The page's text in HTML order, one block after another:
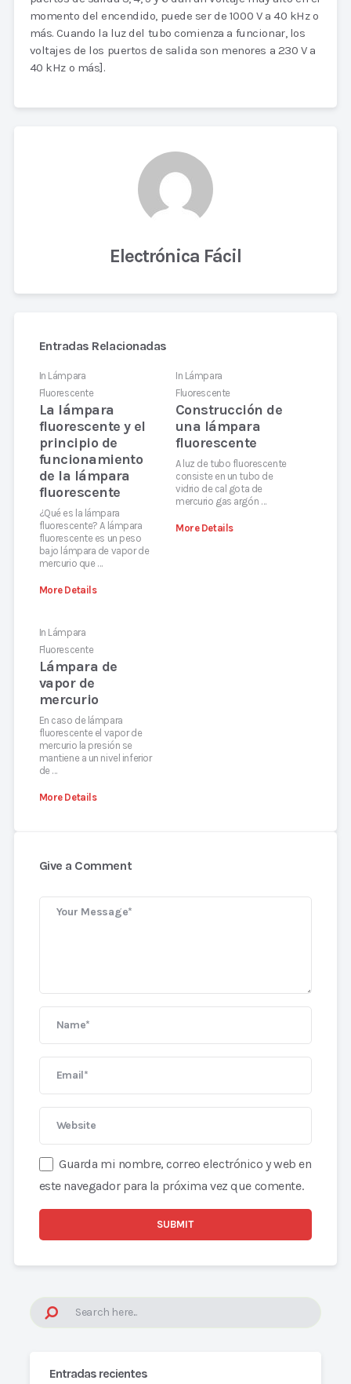
Entradas recientes
momento del encendido, puede ser de 1000 V a 40 kHz o
más. Cuando la luz del tubo comienza a funcionar, los
voltajes de los puertos de salida son menores a 230 V a
40 kHz o más].
Electrónica Fácil
Entradas Relacionadas
In Lámpara
Fluorescente
La lámpara
fluorescente y el
principio de
funcionamiento
de la lámpara
fluorescente
¿Qué es la lámpara
fluorescente? A lámpara
fluorescente es un peso
bajo lámpara de vapor de
mercurio que …
More Details
In Lámpara
Fluorescente
Construcción de
una lámpara
fluorescente
A luz de tubo fluorescente
consiste en un tubo de
vidrio de cal gota de
mercurio gas argón …
More Details
In Lámpara
Fluorescente
Lámpara de
vapor de
mercurio
En caso de lámpara
fluorescente el vapor de
mercurio la presión se
mantiene a un nivel inferior
de …
More Details
Give a Comment
Guarda mi nombre, correo electrónico y web en
este navegador para la próxima vez que comente.